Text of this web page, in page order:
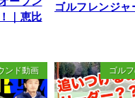
｜恵比
ゴルフレンジャ
ンド動画 ゴル